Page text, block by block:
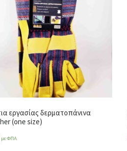
εργασίας δερματοπάνινα
(one size)
με ΦΠΑ